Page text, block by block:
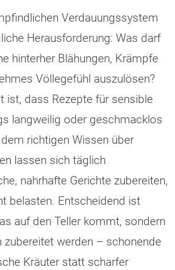
Verdauungssystem
Herausforderung: Was darf
hinterher Blähungen, Krämpfe
Völlegefühl auszulösen?
ist, dass Rezepte für sensible
langweilig oder geschmacklos
richtigen Wissen über
lassen sich täglich
nahrhafte Gerichte zubereiten,
belasten. Entscheidend ist
auf den Teller kommt, sondern
zubereitet werden – schonende
Kräuter statt scharfer